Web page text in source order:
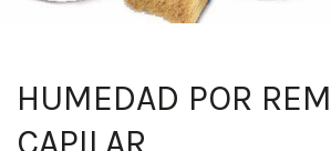
HUMEDAD POR